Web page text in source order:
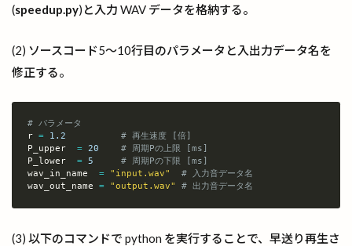
(speedup.py)と入力 WAV データを格納する。
(2) ソースコード5～10行目のパラメータと入出力データ名を
修正する。
# パラメータ
r = 1.2
# 再生速度 [倍]
P_upper = 20
# 周期Pの上限 [ms]
P_lower = 5
# 周期Pの下限 [ms]
wav_in_name = "input.wav"
# 入力音データ名
wav_out_name = "output.wav" # 出力音データ名
(3) 以下のコマンドで python を実行することで、早送り再生さ